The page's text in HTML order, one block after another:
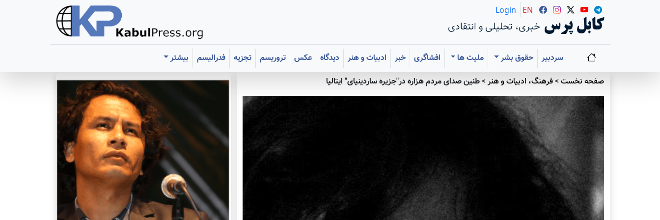
کابل پرس خبری، تحلیلی و انتقادی
Login EN
سردبیر حقوق بشر ملیت ها افشاگری خبر ادبیات و هنر دیدگاه عکس تروریسم تجزیه فدرالیسم
بیشتر
صفحه نخست>فرهنگ، ادبیات و هنر>طنین صدای مردم هزاره در"جزیره ساردینیای" ایتالیا